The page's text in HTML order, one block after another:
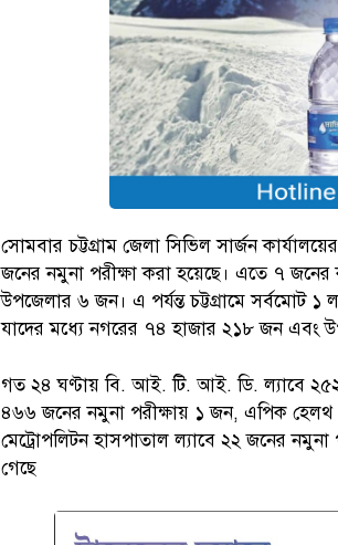
সোমবার চট্টগ্রাম জেলা সিভিল সার্জন
জনের নমুনা পরীক্ষা করা হয়েছে। এতে ৭
উপজেলার ৬ জন। এ পর্যন্ত চট্টগ্রামে সর্বমোট
যাদের মধ্যে নগরের ৭৪ হাজার ২১৮ জন এবং
গত ২৪ ঘণ্টায় বি. আই. টি. আই. ডি. ল্যাবে
৪৬৬ জনের নমুনা পরীক্ষায় ১ জন, এপিক হেলথ
মেট্রোপলিটন হাসপাতাল ল্যাবে ২২ জনের
গেছে